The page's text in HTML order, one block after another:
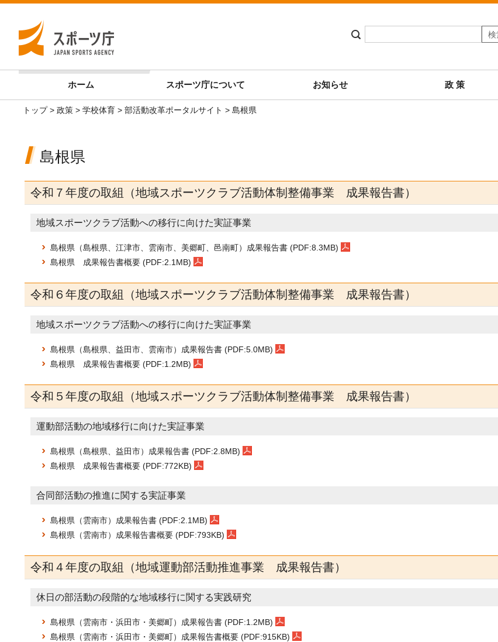
ホーム スポーツ庁について お知らせ 政 策
トップ> 政策 > 学校体育 > 部活動改革ポータルサイト > 島根県
島根県
令和７年度の取組（地域スポーツクラブ活動体制整備事業 成果報告書）
地域スポーツクラブ活動への移行に向けた実証事業
島根県（島根県、江津市、雲南市、美郷町、邑南町）成果報告書 (PDF:8.3MB)
島根県 成果報告書概要 (PDF:2.1MB)
令和６年度の取組（地域スポーツクラブ活動体制整備事業 成果報告書）
地域スポーツクラブ活動への移行に向けた実証事業
島根県（島根県、益田市、雲南市）成果報告書 (PDF:5.0MB)
島根県 成果報告書概要 (PDF:1.2MB)
令和５年度の取組（地域スポーツクラブ活動体制整備事業 成果報告書）
運動部活動の地域移行に向けた実証事業
島根県（島根県、益田市）成果報告書 (PDF:2.8MB)
島根県 成果報告書概要 (PDF:772KB)
合同部活動の推進に関する実証事業
島根県（雲南市）成果報告書 (PDF:2.1MB)
島根県（雲南市）成果報告書概要 (PDF:793KB)
令和４年度の取組（地域運動部活動推進事業 成果報告書）
休日の部活動の段階的な地域移行に関する実践研究
島根県（雲南市・浜田市・美郷町）成果報告書 (PDF:1.2MB)
島根県（雲南市・浜田市・美郷町）成果報告書概要 (PDF:915KB)